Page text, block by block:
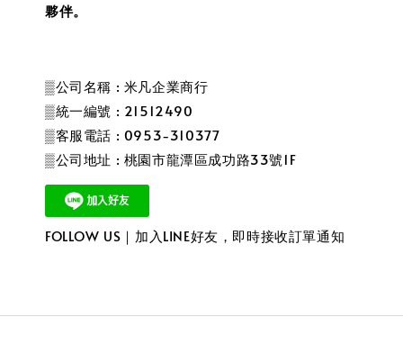
夥伴。
▒公司名稱 : 米凡企業商行
▒統一編號 : 21512490
▒客服電話 : 0953-310377
▒公司地址 : 桃園市龍潭區成功路33號1F
FOLLOW US｜加入LINE好友，即時接收訂單通知